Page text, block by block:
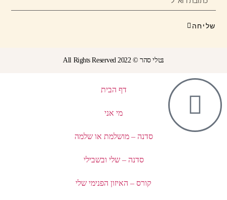
נטלי סהר © All Rights Reserved 2022
דף הבית
סדנה – מושלמת או שלמה
סדנה – שלי ובשבילי
קורס – האיזון הפנימי שלי